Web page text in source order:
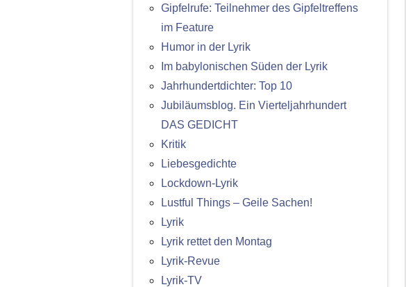
Gipfelrufe: Teilnehmer des Gipfeltreffens
im Feature
Humor in der Lyrik
Im babylonischen Süden der Lyrik
Jahrhundertdichter: Top 10
Jubiläumsblog. Ein Vierteljahrhundert
DAS GEDICHT
Kritik
Liebesgedichte
Lockdown-Lyrik
Lustful Things – Geile Sachen!
Lyrik
Lyrik rettet den Montag
Lyrik-Revue
Lyrik-TV